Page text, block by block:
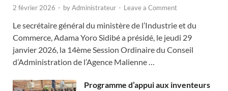
2 février 2026 - byAdministrateur - Leave a Comment
Le secrétaire général du ministère de l’Industrie et du
Commerce, Adama Yoro Sidibé a présidé, le jeudi 29
janvier 2026, la 14ème Session Ordinaire du Conseil
d’Administration de l’Agence Malienne …
Programme d’appui aux inventeurs